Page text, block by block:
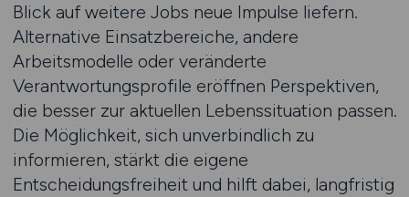
Blick auf weitere Jobs neue Impulse liefern.
Alternative Einsatzbereiche, andere
Arbeitsmodelle oder veränderte
Verantwortungsprofile eröffnen Perspektiven,
die besser zur aktuellen Lebenssituation passen.
Die Möglichkeit, sich unverbindlich zu
informieren, stärkt die eigene
Entscheidungsfreiheit und hilft dabei, langfristig